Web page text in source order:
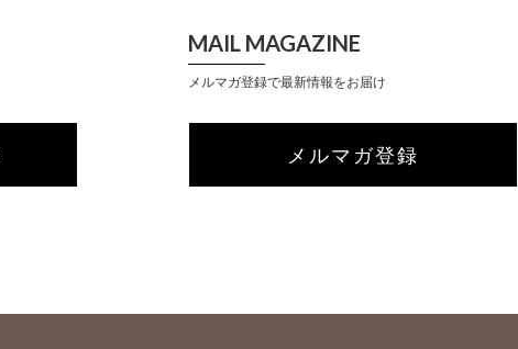
MAIL MAGAZINE
メルマガ登録で最新情報をお届け
メルマガ登録